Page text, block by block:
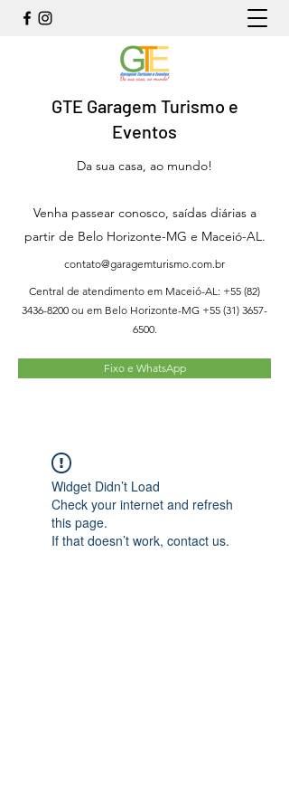
GTE Garagem Turismo e
Eventos
Da sua casa, ao mundo!
Venha passear conosco, saídas diárias a
partir de Belo Horizonte-MG e Maceió-AL.
contato@garagemturismo.com.br
Central de atendimento em Maceió-AL: +55 (82)
3436-8200 ou em Belo Horizonte-MG +55 (31) 3657-
6500.
Fixo e WhatsApp
Widget Didn’t Load
Check your internet and refresh
this page.
If that doesn’t work, contact us.